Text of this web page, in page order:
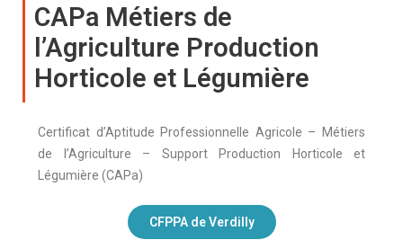
CAPa Métiers de
l’Agriculture Production
Horticole et Légumière
Certificat d’Aptitude Professionnelle Agricole – Métiers
de l’Agriculture – Support Production Horticole et
Légumière (CAPa)
CFPPA de Verdilly